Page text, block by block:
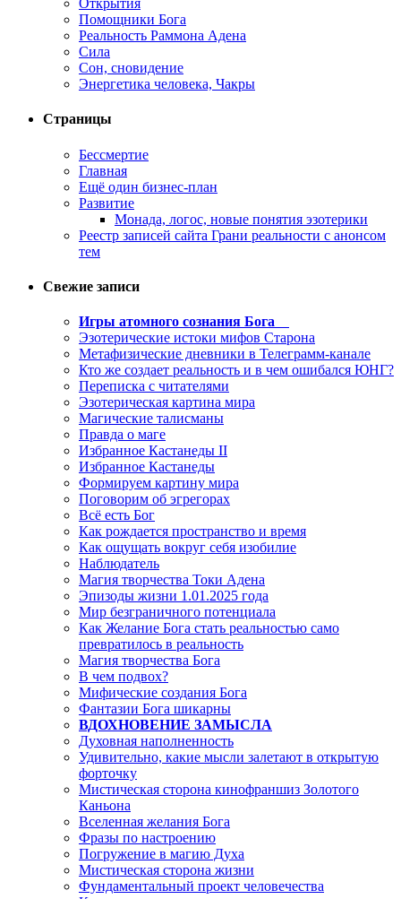
Открытия
Помощники Бога
Реальность Раммона Адена
Сила
Сон, сновидение
Энергетика человека, Чакры
Страницы
Бессмертие
Главная
Ещё один бизнес-план
Развитие
Монада, логос, новые понятия эзотерики
Реестр записей сайта Грани реальности с анонсом
тем
Свежие записи
Игры атомного сознания Бога
Эзотерические истоки мифов Старона
Метафизические дневники в Телеграмм-канале
Кто же создает реальность и в чем ошибался ЮНГ?
Переписка с читателями
Эзотерическая картина мира
Магические талисманы
Правда о маге
Избранное Кастанеды II
Избранное Кастанеды
Формируем картину мира
Поговорим об эгрегорах
Всё есть Бог
Как рождается пространство и время
Как ощущать вокруг себя изобилие
Наблюдатель
Магия творчества Токи Адена
Эпизоды жизни 1.01.2025 года
Мир безграничного потенциала
Как Желание Бога стать реальностью само
превратилось в реальность
Магия творчества Бога
В чем подвох?
Мифические создания Бога
Фантазии Бога шикарны
ВДОХНОВЕНИЕ ЗАМЫСЛА
Духовная наполненность
Удивительно, какие мысли залетают в открытую
форточку
Мистическая сторона кинофраншиз Золотого
Каньона
Вселенная желания Бога
Фразы по настроению
Погружение в магию Духа
Мистическая сторона жизни
Фундаментальный проект человечества